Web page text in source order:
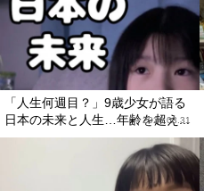
「人生何週目？」9歳少女が語る
日本の未来と人生…年齢を超え...
2026.03.31